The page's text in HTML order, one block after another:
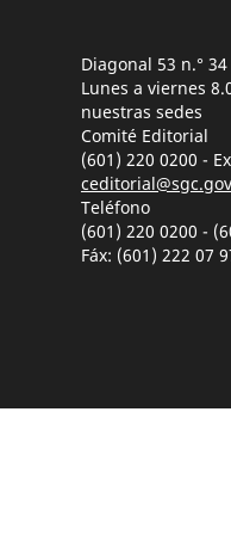
Diagonal 53 n.°
Lunes a viernes
nuestras sedes
Comité Editorial
(601) 220 0200 -
Teléfono
(601) 220 0200 -
Fáx: (601) 222 07